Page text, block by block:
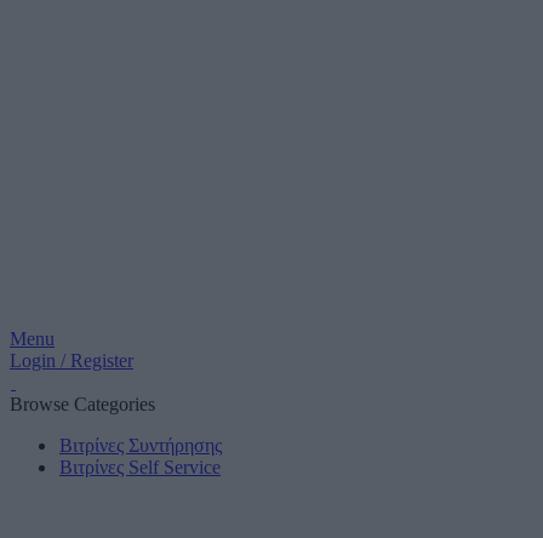
Menu
Login / Register
Browse Categories
Βιτρίνες Συντήρησης
Βιτρίνες Self Service